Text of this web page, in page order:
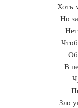
Хоть
Но
В
Зло